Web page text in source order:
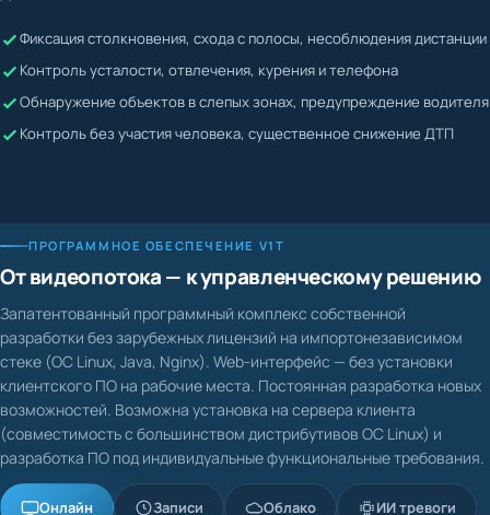
Жалобы невозможно подтвердить или опровергнуть
Водитель может скрывать нарушения
От видеопотока — к управленческому решению
разработки без зарубежных лицензий на импортонезависимом
стеке (ОС Linux, Java, Nginx). Web-интерфейс — без установки
клиентского ПО на рабочие места. Постоянная разработка новых
возможностей. Возможна установка на сервера клиента
(совместимость с большинством дистрибутивов ОС Linux) и
разработка ПО под индивидуальные функциональные требования.